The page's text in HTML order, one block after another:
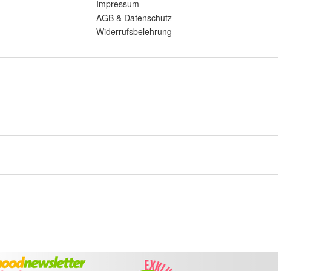
Impressum
AGB & Datenschutz
Widerrufsbelehrung